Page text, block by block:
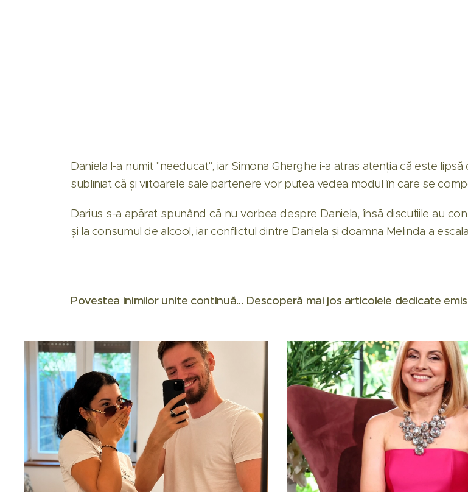
Daniela l-a numit "needucat", iar Simona Gherghe i-a atras atenția că este
subliniat că și viitoarele sale partenere vor putea vedea modul în care se
Darius s-a apărat spunând că nu vorbea despre Daniela, însă discuțiile au
și la consumul de alcool, iar conflictul dintre Daniela și doamna Melinda a
Povestea inimilor unite continuă… Descoperă mai jos articolele dedicate